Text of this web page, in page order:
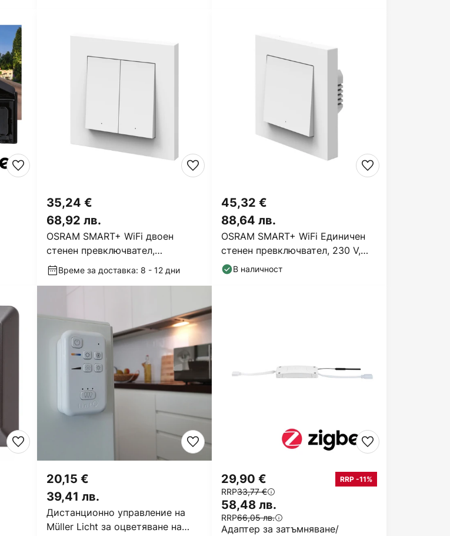
OSRAM SMART+ WiFi двоен
стенен превключвател,
акумулатор, бял, матов
35,24 €
68,92 лв.
Време за доставка: 8 - 12 дни
OSRAM SMART+ WiFi Единичен
стенен превключвател, 230 V,
бял, матов
45,32 €
88,64 лв.
В наличност
Дистанционно управление на
Müller Licht за оцветяване на
20,15 €
39,41 лв.
Адаптер за затъмняване/
29,90 € RRP -11%
RRP33,77 €
58,48 лв.
RRP66,05 лв.